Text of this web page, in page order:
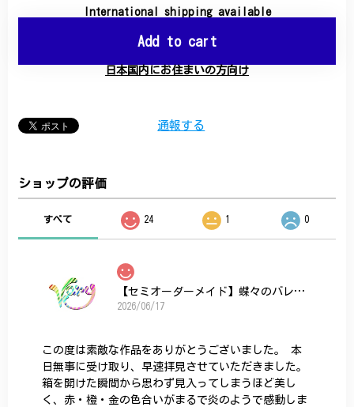
International shipping available
Add to cart
日本国内にお住まいの方向け
通報する
ショップの評価
すべて 24 1 0
【セミオーダーメイド】蝶々のバレッタ
2026/06/17
この度は素敵な作品をありがとうございました。 本
日無事に受け取り、早速拝見させていただきました。
箱を開けた瞬間から思わず見入ってしまうほど美し
く、赤・橙・金の色合いがまるで炎のようで感動しま